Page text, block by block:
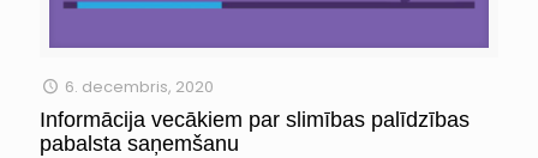
6. decembris, 2020
Informācija vecākiem par slimības palīdzības
pabalsta saņemšanu